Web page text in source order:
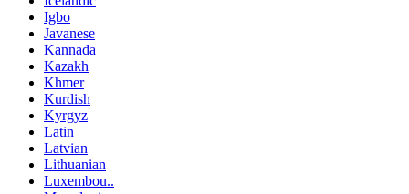
Igbo
Javanese
Kannada
Kazakh
Khmer
Kurdish
Kyrgyz
Latin
Latvian
Lithuanian
Luxembou..